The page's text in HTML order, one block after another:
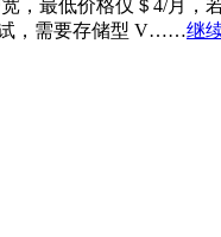
，最低价格仅＄4/月，
试，需要存储型 V……继